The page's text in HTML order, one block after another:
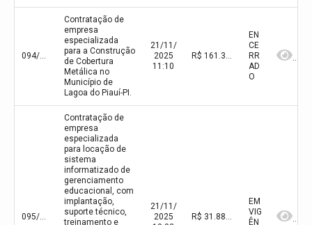
094/2025
Contratação de
empresa
especializada
para a Construção
de Cobertura
Metálica no
Município de
Lagoa do Piauí-PI.
21/11/
2025
11:10
R$ 161.393,07(valor inicial)
EN
CE
RR
AD
O
095/2025
Contratação de
empresa
especializada
para locação de
sistema
informatizado de
gerenciamento
educacional, com
implantação,
suporte técnico,
treinamento e
21/11/
2025
R$ 31.886,64(valor inicial) R$ 31.886,64(valor atualizado)
EM
VIG
ÊN